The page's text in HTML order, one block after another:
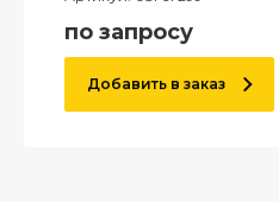
по запросу
Добавить в заказ